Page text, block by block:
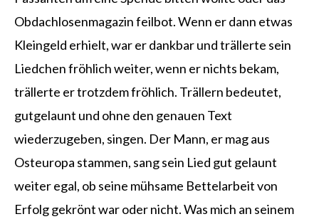
Obdachlosenmagazin feilbot. Wenn er dann etwas
Kleingeld erhielt, war er dankbar und trällerte sein
Liedchen fröhlich weiter, wenn er nichts bekam,
trällerte er trotzdem fröhlich. Trällern bedeutet,
gutgelaunt und ohne den genauen Text
wiederzugeben, singen. Der Mann, er mag aus
Osteuropa stammen, sang sein Lied gut gelaunt
weiter egal, ob seine mühsame Bettelarbeit von
Erfolg gekrönt war oder nicht. Was mich an seinem